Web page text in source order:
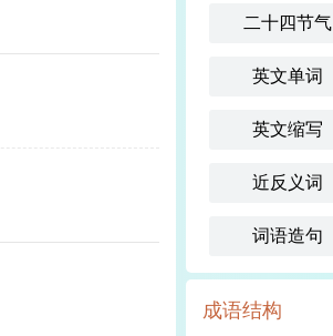
二十四节气
英文单词
英文缩写
近反义词
词语造句
成语结构